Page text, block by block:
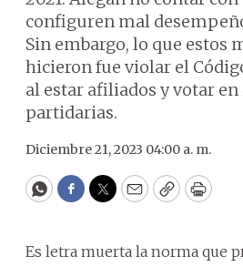
configuren mal
Sin embargo, lo que estos
hicieron fue violar el
al estar afiliados y votar
partidarias.
Diciembre 21, 2023 04:00 a. m.
WhatsApp
Facebook
Twitter
EmailCopyPrint
Es letra muerta la norma que